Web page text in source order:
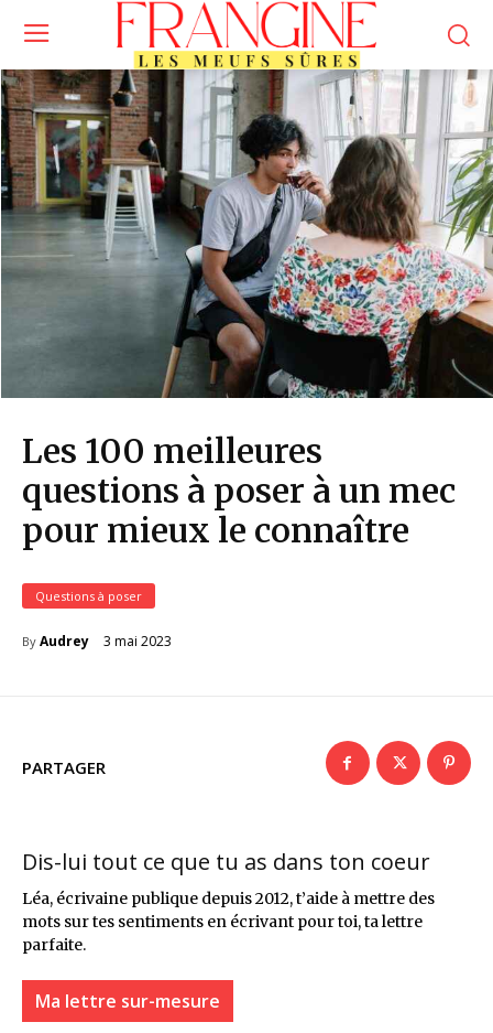
Les 100 meilleures
questions à poser à un mec
pour mieux le connaître
Questions à poser
By Audrey 3 mai 2023
PARTAGER
Dis-lui tout ce que tu as dans ton coeur
Léa, écrivaine publique depuis 2012, t’aide à mettre des
mots sur tes sentiments en écrivant pour toi, ta lettre
parfaite.
Ma lettre sur-mesure